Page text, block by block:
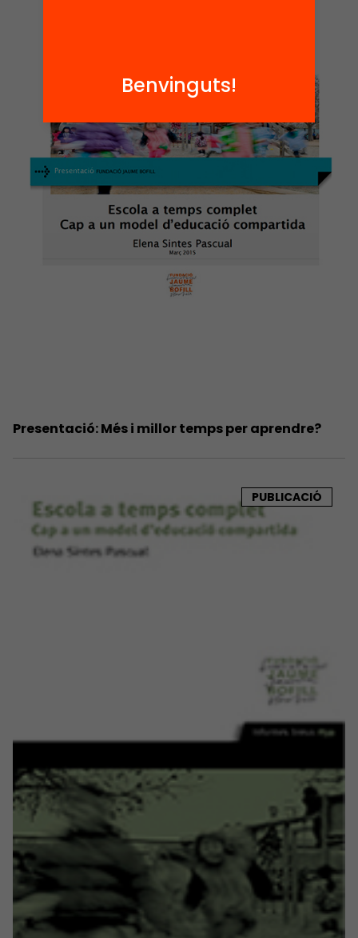
Presentació: Més i millor temps per aprendre?
PUBLICACIÓ
Benvinguts!